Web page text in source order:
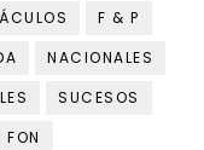
F & P
NACIONALES
SUCESOS
FON